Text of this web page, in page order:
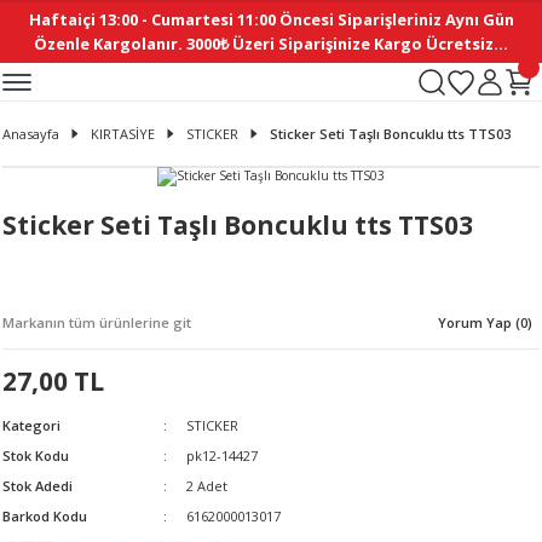
Haftaiçi 13:00 - Cumartesi 11:00 Öncesi Siparişleriniz Aynı Gün
Özenle Kargolanır. 3000₺ Üzeri Siparişinize Kargo Ücretsiz...
Geri Dön
Geri Dön
YASTIKLAR
Geri Dön
Geri Dön
YAPIMI
Geri Dön
Geri Dön
- DAİRESEL
Geri Dön
Geri Dön
Geri Dön
Geri Dön
Geri Dön
Geri Dön
Geri Dön
Geri Dön
Geri Dön
AKSESUAR
Geri Dön
Geri Dön
Geri Dön
Geri Dön
Geri Dön
Geri Dön
Anasayfa KIRTASİYE STICKER Sticker Seti Taşlı Boncuklu tts TTS03
Sticker Seti Taşlı Boncuklu tts TTS03
Markanın tüm ürünlerine git Yorum Yap (0)
27,00 TL
Kategori
STICKER
Stok Kodu
pk12-14427
Stok Adedi
2 Adet
Barkod Kodu
6162000013017